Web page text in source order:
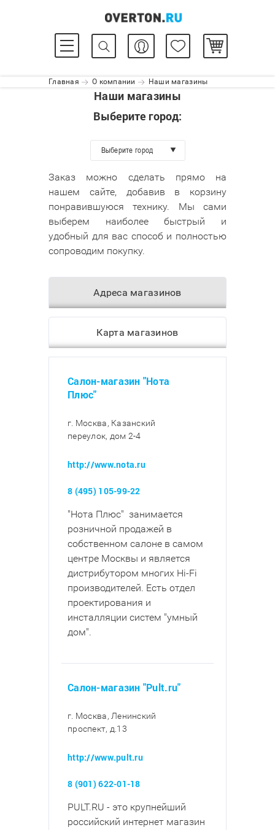
Главная О компании Наши магазины
Наши магазины
Выберите город:
Выберите город
Заказ можно сделать прямо на
нашем сайте, добавив в корзину
понравившуюся технику. Мы сами
выберем наиболее быстрый и
удобный для вас способ и полностью
сопроводим покупку.
Адреса магазинов
Карта магазинов
Салон-магазин "Нота
Плюс"
г. Москва, Казанский
переулок, дом 2-4
http://www.nota.ru
8 (495) 105-99-22
"Нота Плюс" занимается
розничной продажей в
собственном салоне в самом
центре Москвы и является
дистрибутором многих Hi-Fi
производителей. Есть отдел
проектирования и
инсталляции систем "умный
дом".
Салон-магазин "Pult.ru"
г. Москва, Ленинский
проспект, д.13
http://www.pult.ru
8 (901) 622-01-18
PULT.RU - это крупнейший
российский интернет магазин